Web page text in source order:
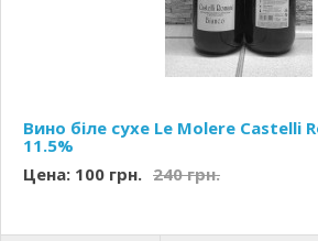
Вино біле сухе Le Molere Castelli
11.5%
Цена: 100 грн. 240 грн.